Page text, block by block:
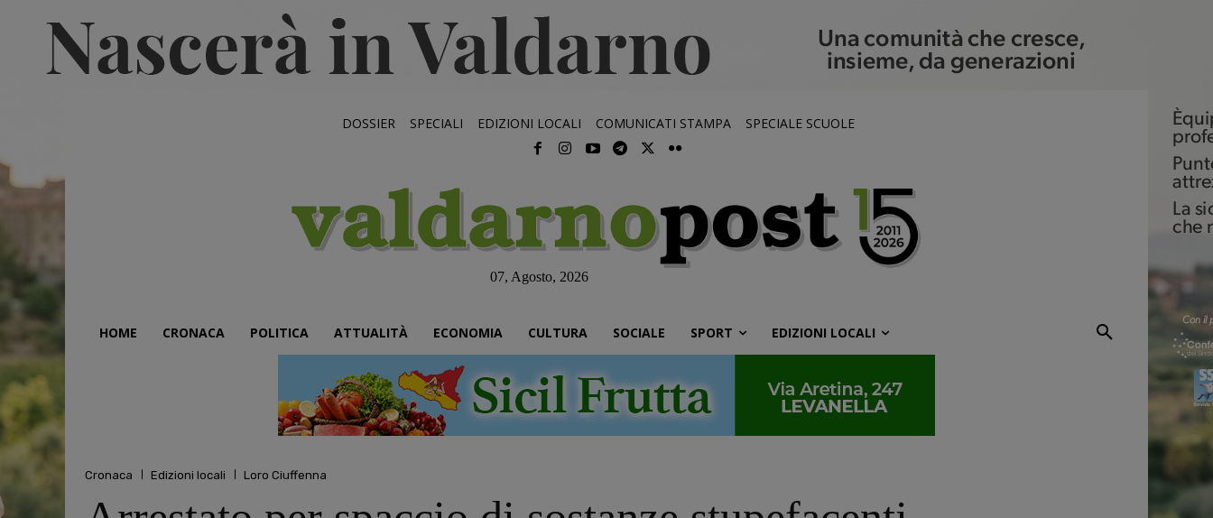
DOSSIER SPECIALI EDIZIONI LOCALI COMUNICATI STAMPA SPECIALE SCUOLE
07, Agosto, 2026
HOME CRONACA POLITICA ATTUALITÀ ECONOMIA CULTURA SOCIALE SPORT EDIZIONI LOCALI
Cronaca Edizioni locali Loro Ciuffenna